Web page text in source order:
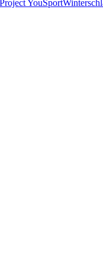
Project YouSport